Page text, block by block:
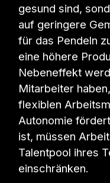
gesund sind,
auf geringere
für das Pendeln
eine höhere
Nebeneffekt
Mitarbeiter
flexiblen
Autonomie
ist, müssen
Talentpool ihres
einschränken.